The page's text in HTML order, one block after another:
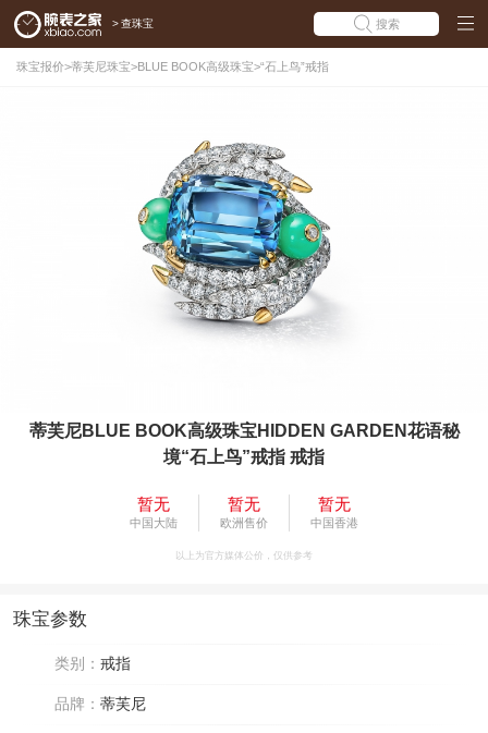
> 查珠宝 搜索
珠宝报价>蒂芙尼珠宝>BLUE BOOK高级珠宝>“石上鸟”戒指
蒂芙尼BLUE BOOK高级珠宝HIDDEN GARDEN花语秘
境“石上鸟”戒指 戒指
暂无
中国大陆
暂无
欧洲售价
暂无
中国香港
以上为官方媒体公价，仅供参考
珠宝参数
类别： 戒指
品牌： 蒂芙尼